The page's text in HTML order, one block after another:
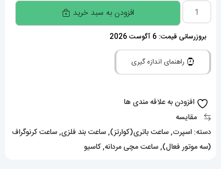
ساعت
کاسیو
ادیفایس
مردانه
کرنوگراف
مشکی
Edifice
021412
افزودن به سبد خرید
بروزرسانی قیمت: 6 آگوست 2026
راهنمای اندازه گیری
افزودن به علاقه مندی ها
مقایسه
دسته: اسپرت,ساعت باتری(کوارتز),ساعت بند فلزی,ساعت کرنوگراف
(سه موتور فعال),ساعت مچی مردانه,کاسیو